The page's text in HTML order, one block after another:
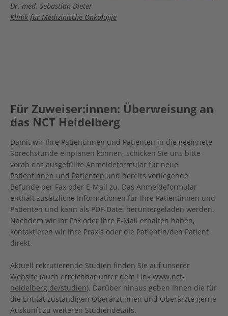
Dr. med. Sebastian Dieter
Klinik für Medizinische Onkologie
Für Zuweiser:innen: Überweisung an
das NCT Heidelberg
Damit wir Ihre Patientinnen und Patienten in die geeignete
Sprechstunde einplanen können, schicken Sie uns bitte
vorab das ausgefüllte Anmeldeformular für neue
Patientinnen und Patienten und bereits vorliegende
Befunde per Fax oder E-Mail zu. Das Anmeldeformular
enthält zusätzliche Informationen für Ihre Patientinnen und
Patienten und kann als PDF-Datei heruntergeladen werden.
Nachdem wir Ihr Fax oder Ihre E-Mail erhalten haben,
kontaktieren wir Ihre Praxis oder die Patientin/den Patient
direkt.
Aktuell rekrutierende Studien finden Sie auf unserer
Website (auch erreichbar unter dem Link www.nct-
heidelberg.de/studien). Darüber hinaus geben Ihnen die für
die Entität zuständigen Oberärztinnen und Oberärzte gerne
Auskunft zu weiteren Studiendetails.